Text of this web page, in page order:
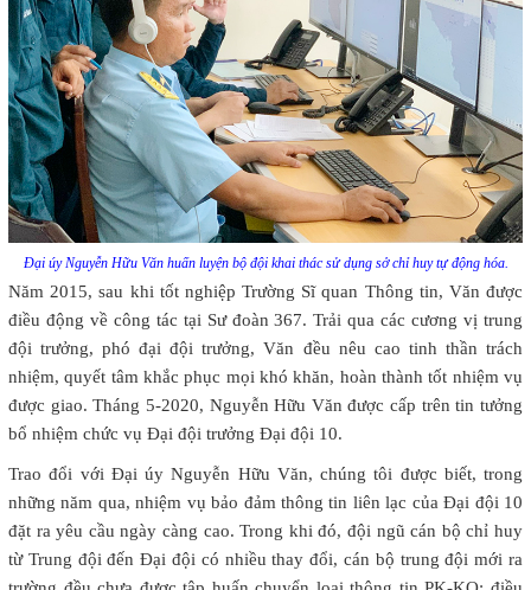
Đại úy Nguyễn Hữu Văn huấn luyện bộ đội khai thác sử dụng sở chỉ huy tự động hóa.
Năm 2015, sau khi tốt nghiệp Trường Sĩ quan Thông tin, Văn được
điều động về công tác tại Sư đoàn 367. Trải qua các cương vị trung
đội trưởng, phó đại đội trưởng, Văn đều nêu cao tinh thần trách
nhiệm, quyết tâm khắc phục mọi khó khăn, hoàn thành tốt nhiệm vụ
được giao. Tháng 5-2020, Nguyễn Hữu Văn được cấp trên tin tưởng
bổ nhiệm chức vụ Đại đội trưởng Đại đội 10.
Trao đổi với Đại úy Nguyễn Hữu Văn, chúng tôi được biết, trong
những năm qua, nhiệm vụ bảo đảm thông tin liên lạc của Đại đội 10
đặt ra yêu cầu ngày càng cao. Trong khi đó, đội ngũ cán bộ chỉ huy
từ Trung đội đến Đại đội có nhiều thay đổi, cán bộ trung đội mới ra